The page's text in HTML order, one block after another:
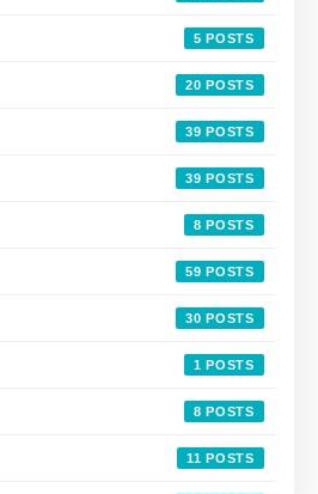
5
20
39
39
8
59
30
1
8
11